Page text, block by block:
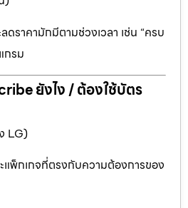
ดราคามักมีตามช่วงเวลา เช่น “ครบ
กรม
ยังไง / ต้องใช้บัตร
LG)
พ็กเกจที่ตรงกับความต้องการของ